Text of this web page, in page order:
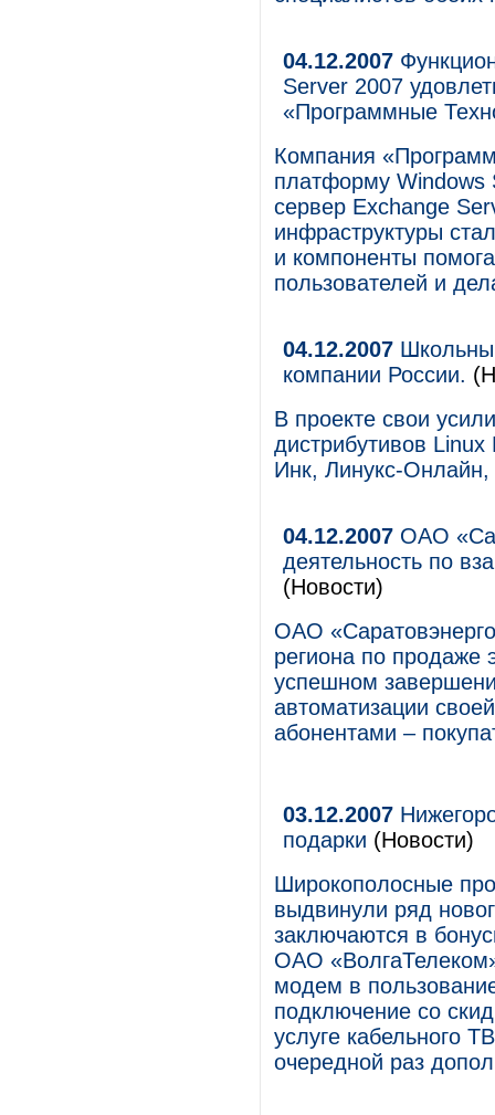
04.12.2007
Server 2007
«Программные
Компания
платформу Windows
сервер Exchange
инфраструктуры
и компоненты
пользователей и
04.12.2007
компании России.
В проекте свои
дистрибутивов
Инк, Линукс-
04.12.2007 ОАО
деятельность по
(Новости)
ОАО
региона по продаже
успешном
автоматизации
абонентами –
03.12.2007
подарки (Новости)
Широкополосные
выдвинули ряд
заключаются в
ОАО
модем в
подключение со
услуге кабельного
очередной раз